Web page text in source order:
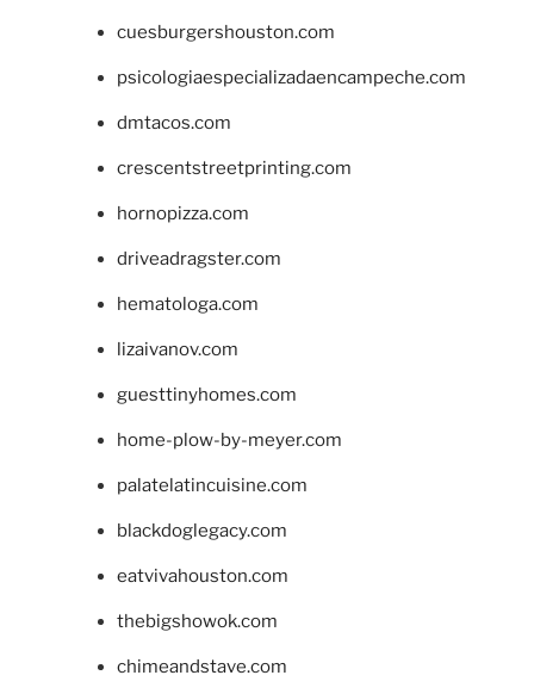
cuesburgershouston.com
psicologiaespecializadaencampeche.com
dmtacos.com
crescentstreetprinting.com
hornopizza.com
driveadragster.com
hematologa.com
lizaivanov.com
guesttinyhomes.com
home-plow-by-meyer.com
palatelatincuisine.com
blackdoglegacy.com
eatvivahouston.com
thebigshowok.com
chimeandstave.com